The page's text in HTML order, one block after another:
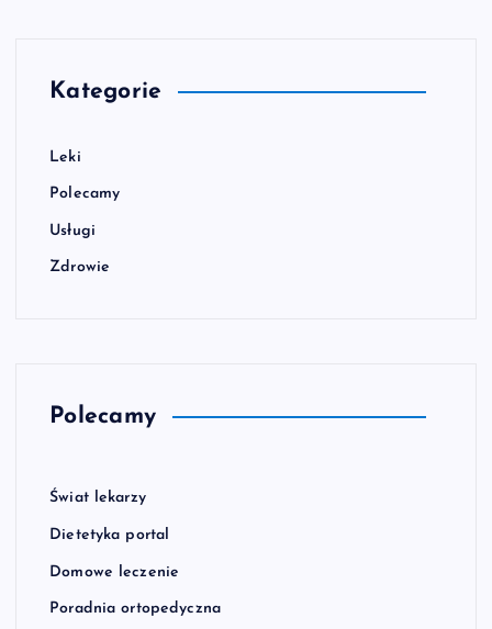
Kategorie
Leki
Polecamy
Usługi
Zdrowie
Polecamy
Świat lekarzy
Dietetyka portal
Domowe leczenie
Poradnia ortopedyczna